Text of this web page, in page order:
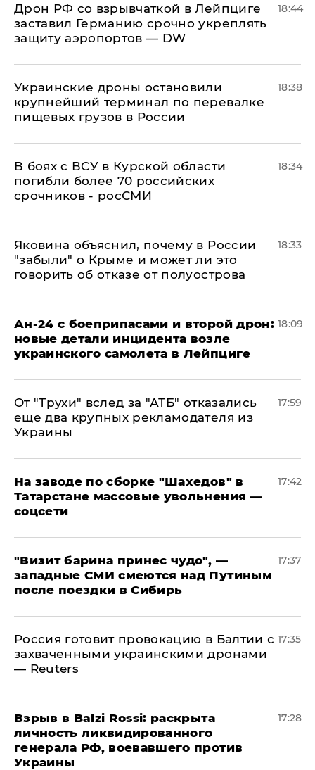
​Дрон РФ со взрывчаткой в Лейпциге
заставил Германию срочно укреплять
защиту аэропортов — DW
18:44
Украинские дроны остановили
крупнейший терминал по перевалке
пищевых грузов в России
18:38
В боях с ВСУ в Курской области
погибли более 70 российских
срочников - росСМИ
18:34
Яковина объяснил, почему в России
"забыли" о Крыме и может ли это
говорить об отказе от полуострова
18:33
Ан-24 с боеприпасами и второй дрон:
новые детали инцидента возле
украинского самолета в Лейпциге
18:09
От "Трухи" вслед за "АТБ" отказались
еще два крупных рекламодателя из
Украины
17:59
На заводе по сборке "Шахедов" в
Татарстане массовые увольнения —
соцсети
17:42
"Визит барина принес чудо", —
западные СМИ смеются над Путиным
после поездки в Сибирь
17:37
​Россия готовит провокацию в Балтии с
захваченными украинскими дронами
— Reuters
17:35
​Взрыв в Balzi Rossi: раскрыта
личность ликвидированного
генерала РФ, воевавшего против
Украины
17:28